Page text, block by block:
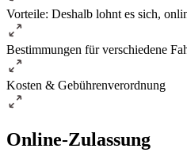
Vorteile: Deshalb lohnt es sich,
Bestimmungen für verschiedene
Kosten & Gebührenverordnung
Online-Zulassung